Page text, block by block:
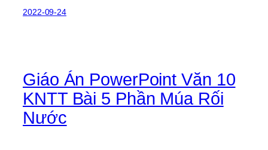
2022-09-24
Giáo Án PowerPoint Văn 10
KNTT Bài 5 Phần Múa Rối
Nước